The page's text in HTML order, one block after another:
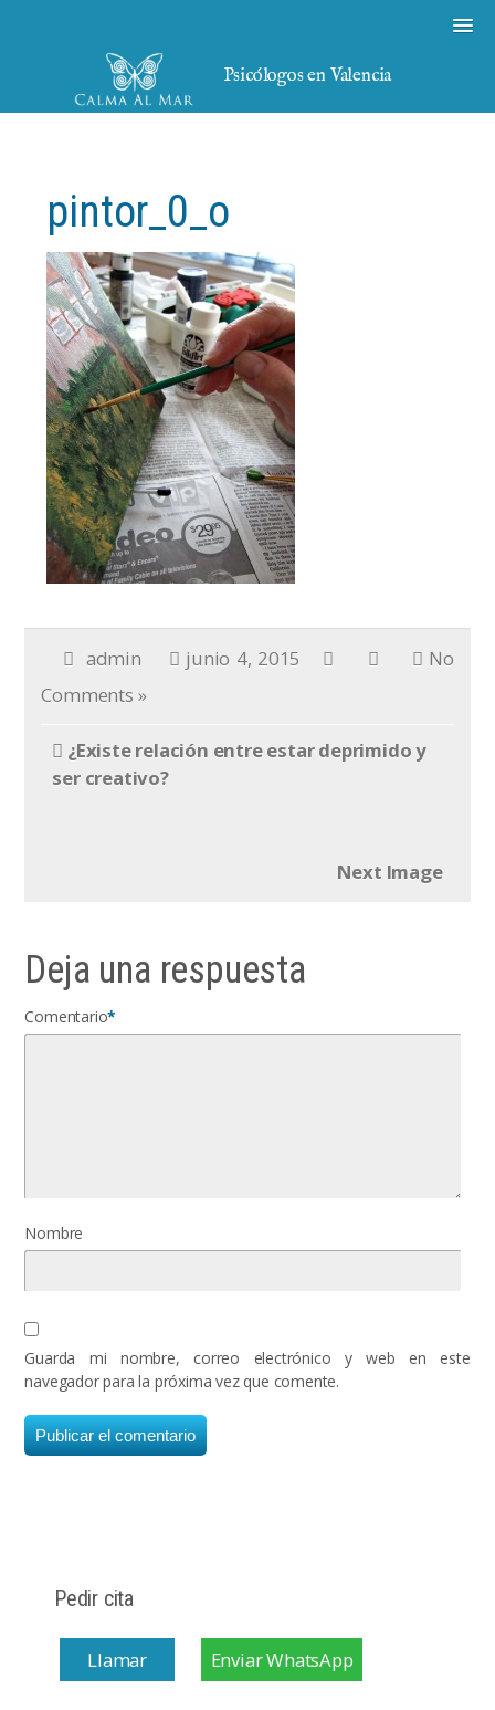
Psicólogos en Valencia
pintor_0_o
admin junio 4, 2015
No
Comments »
¿Existe relación entre estar deprimido y
ser creativo?
Next Image
Deja una respuesta
Comentario*
Nombre
Guarda mi nombre, correo electrónico y web en este
navegador para la próxima vez que comente.
Pedir cita
Llamar Enviar WhatsApp